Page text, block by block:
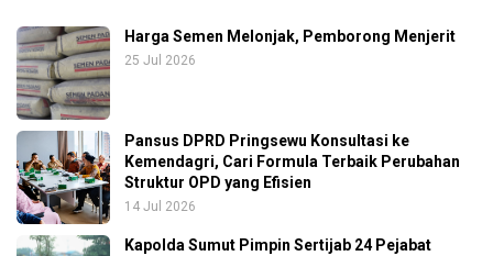
Harga Semen Melonjak, Pemborong Menjerit
25 Jul 2026
Pansus DPRD Pringsewu Konsultasi ke
Kemendagri, Cari Formula Terbaik Perubahan
Struktur OPD yang Efisien
14 Jul 2026
Kapolda Sumut Pimpin Sertijab 24 Pejabat